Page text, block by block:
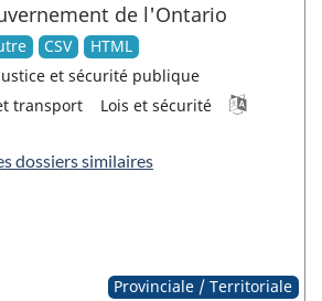
de l'Ontario
CSV HTML
et sécurité publique
transport
Lois et sécurité
dossiers similaires
Provinciale / Territoriale